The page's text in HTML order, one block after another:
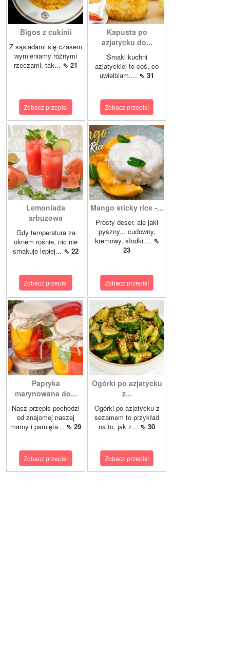
Bigos z cukinii
Z sąsiadami się czasem
wymieniamy różnymi
rzeczami, tak... ⇖ 21
Zobacz przepis!
Kapusta po
azjatycku do...
Smaki kuchni
azjatyckiej to coś, co
uwielbiam.... ⇖ 31
Zobacz przepis!
Lemoniada
arbuzowa
Gdy temperatura za
oknem rośnie, nic nie
smakuje lepiej... ⇖ 22
Zobacz przepis!
Mango sticky rice -...
Prosty deser, ale jaki
pyszny... cudowny,
kremowy, słodki.... ⇖
23
Zobacz przepis!
Papryka
marynowana do...
Nasz przepis pochodzi
od znajomej naszej
mamy i pamięta... ⇖ 29
Zobacz przepis!
Ogórki po azjatycku
z...
Ogórki po azjatycku z
sezamem to przykład
na to, jak z... ⇖ 30
Zobacz przepis!